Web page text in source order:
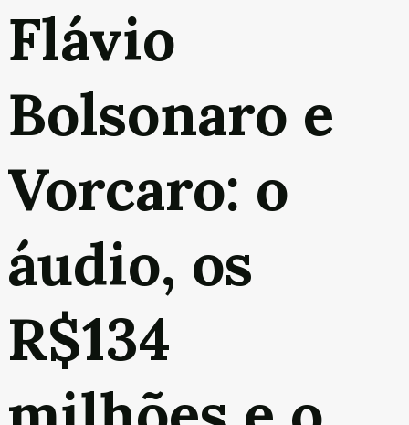
Flávio
Bolsonaro e
Vorcaro: o
áudio, os
R$134